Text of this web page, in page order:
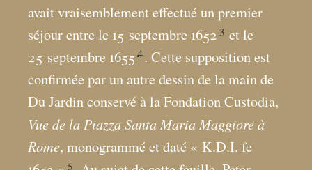
avait vraisemblement effectué un premier
séjour entre le 15 septembre 1652 3 et le
25 septembre 1655 4. Cette supposition est
confirmée par un autre dessin de la main de
Du Jardin conservé à la Fondation Custodia,
Vue de la Piazza Santa Maria Maggiore à
Rome, monogrammé et daté « K.D.I. fe
5